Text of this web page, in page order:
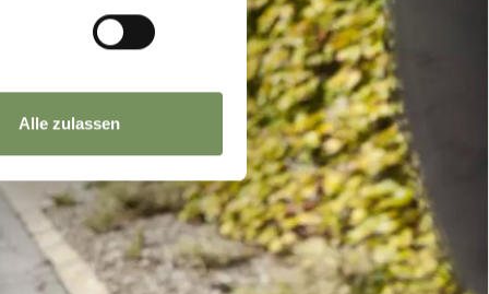
Alle zulassen